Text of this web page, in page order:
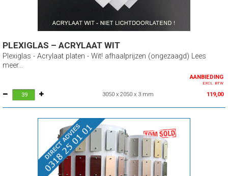
PLEXIGLAS – ACRYLAAT WIT
Plexiglas - Acrylaat platen - Wit! afhaalprijzen (ongezaagd) Lees
meer...
AANBIEDING
EXCL. BTW
3050 x 2050 x 3 mm 119,00